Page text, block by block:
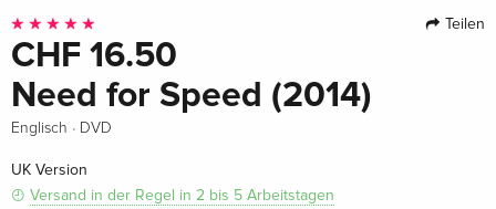
Teilen
CHF 16.50
Need for Speed (2014)
Englisch · DVD
UK Version
Versand in der Regel in 2 bis 5 Arbeitstagen